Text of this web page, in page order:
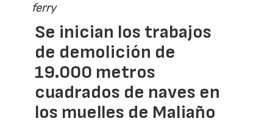
ferry
Se inician los trabajos
de demolición de
19.000 metros
cuadrados de naves en
los muelles de Maliaño